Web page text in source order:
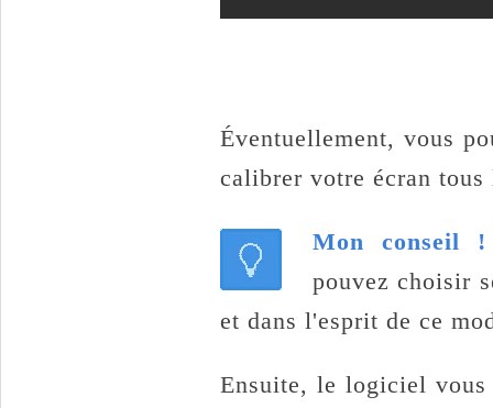
Éventuellement, vous
calibrer votre écran
Mon conseil
pouvez choisir
et dans l'esprit de ce
Ensuite, le logiciel vous